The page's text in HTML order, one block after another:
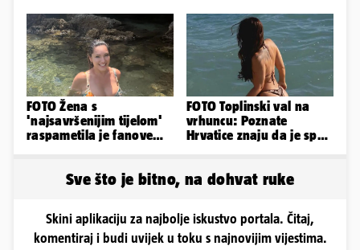
FOTO Žena s
'najsavršenijim tijelom'
raspametila je fanove
FOTO Toplinski val na
vrhuncu: Poznate
Hrvatice znaju da je spas
Sve što je bitno, na dohvat ruke
Skini aplikaciju za najbolje iskustvo portala. Čitaj,
komentiraj i budi uvijek u toku s najnovijim vijestima.